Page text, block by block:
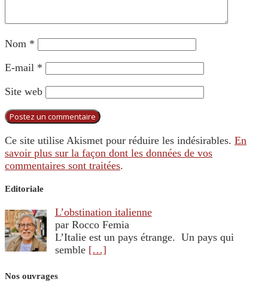
Nom *
E-mail *
Site web
Ce site utilise Akismet pour réduire les indésirables. En
savoir plus sur la façon dont les données de vos
commentaires sont traitées.
Editoriale
L’obstination italienne
par Rocco Femia
L’Italie est un pays étrange. Un pays qui
semble […]
Nos ouvrages